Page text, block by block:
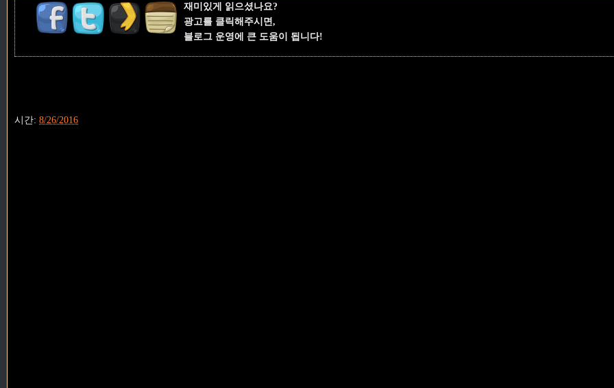
재미있게 읽으셨나요?
광고를 클릭해주시면,
블로그 운영에 큰 도움이 됩니다!
시간: 8/26/2016